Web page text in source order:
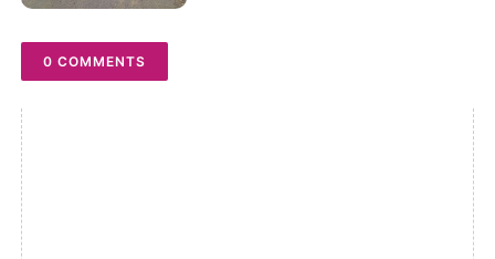
0 COMMENTS